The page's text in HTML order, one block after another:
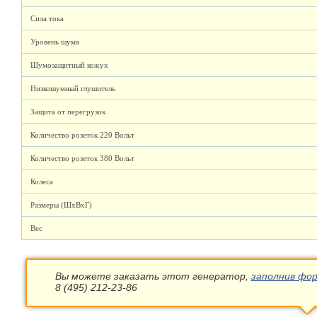
Сила тока
Уровень шума
Шумозащитный кожух
Низкошумный глушитель
Защита от перегрузок
Количество розеток 220 Вольт
Количество розеток 380 Вольт
Колеса
Размеры (ШхВхГ)
Вес
Вы можете заказать этот генератор, заполнив
8 (495) 212-23-86